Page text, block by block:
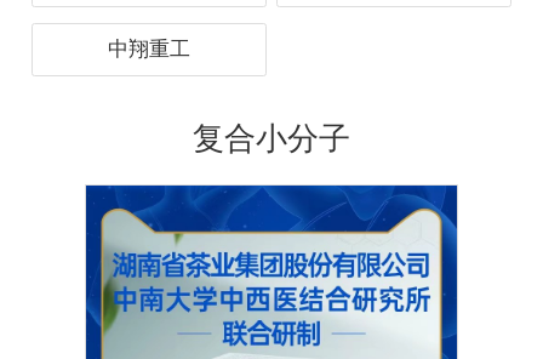
中翔重工
复合小分子